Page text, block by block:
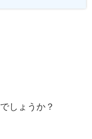
しょうか？